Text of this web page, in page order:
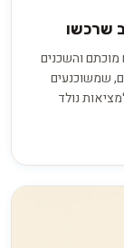
שרכשו
והשכנים
שמשוכנעים
נולד
נכונות